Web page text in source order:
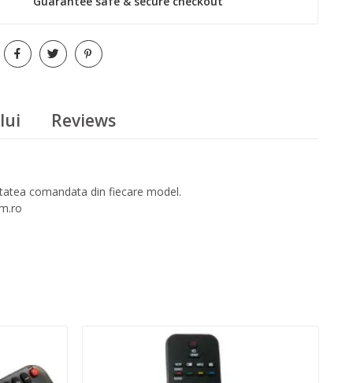
Reviews
comandata din fiecare model.